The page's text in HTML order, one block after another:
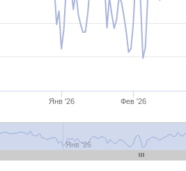
Янв '26 Фев '26
Янв '26